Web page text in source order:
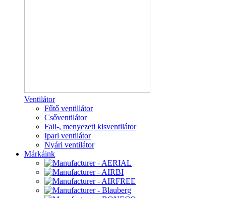
Ventilátor
Fűtő ventillátor
Csőventilátor
Fali-, menyezeti kisventilátor
Ipari ventilátor
Nyári ventilátor
Márkáink